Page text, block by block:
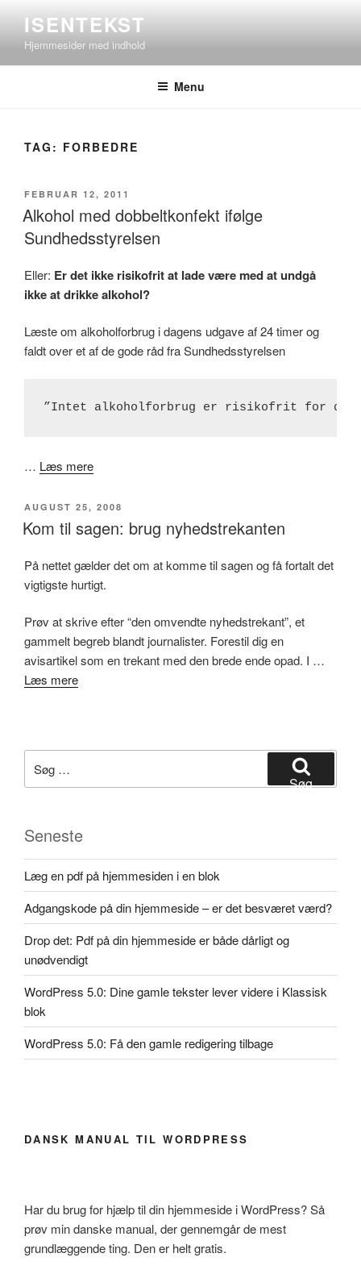
indhold
ISENTEKST
Hjemmesider med indhold
Menu
TAG: FORBEDRE
UDGIVET
DEN
FEBRUAR 12, 2011
Alkohol med dobbeltkonfekt ifølge
Sundhedsstyrelsen
Eller: Er det ikke risikofrit at lade være med at undgå
ikke at drikke alkohol?
Læste om alkoholforbrug i dagens udgave af 24 timer og
faldt over et af de gode råd fra Sundhedsstyrelsen
”Intet alkoholforbrug er risikofrit for
… Læs mere
UDGIVET
DEN
AUGUST 25, 2008
Kom til sagen: brug nyhedstrekanten
På nettet gælder det om at komme til sagen og få fortalt det
vigtigste hurtigt.
Prøv at skrive efter “den omvendte nyhedstrekant”, et
gammelt begreb blandt journalister. Forestil dig en
avisartikel som en trekant med den brede ende opad. I …
Læs mere
efter:
Søg
Seneste
Læg en pdf på hjemmesiden i en blok
Adgangskode på din hjemmeside – er det besværet værd?
Drop det: Pdf på din hjemmeside er både dårligt og
unødvendigt
WordPress 5.0: Dine gamle tekster lever videre i Klassisk
blok
WordPress 5.0: Få den gamle redigering tilbage
DANSK MANUAL TIL WORDPRESS
Har du brug for hjælp til din hjemmeside i WordPress? Så
prøv min danske manual, der gennemgår de mest
grundlæggende ting. Den er helt gratis.